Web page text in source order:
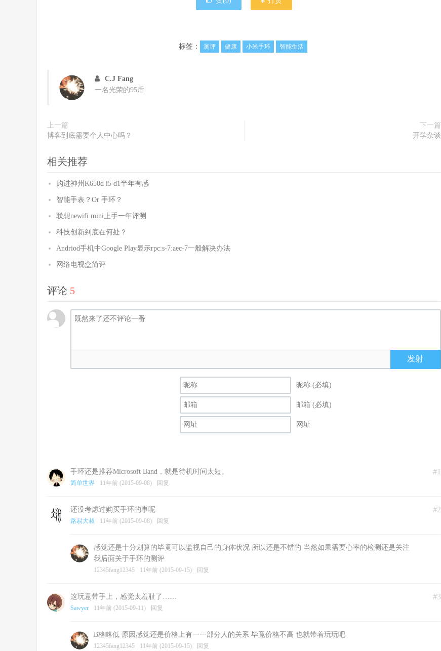
标签： 测评 健康 小米手环 智能生活
C.J Fang
一名光荣的95后
上一篇
博客到底需要个人中心吗？
下一篇
开学杂谈
相关推荐
购进神州K650d i5 d1半年有感
智能手表？Or 手环？
联想newifi mini上手一年评测
科技创新到底在何处？
Andriod手机中Google Play显示rpc:s-7:aec-7一般解决办法
网络电视盒简评
评论 5
发射
昵称 (必填)
邮箱 (必填)
网址
#1
手环还是推荐Microsoft Band，就是待机时间太短。
简单世界 11年前 (2015-09-08) 回复
#2
还没考虑过购买手环的事呢
路易大叔 11年前 (2015-09-08) 回复
感觉还是十分划算的毕竟可以监视自己的身体状况 所以还是不错的 当然如果需要心率的检测还是关注
我后面关于手环的测评
12345fang12345 11年前 (2015-09-15) 回复
#3
这玩意带手上，感觉太羞耻了……
Sawyer 11年前 (2015-09-11) 回复
B格略低 原因感觉还是价格上有一一部分人的关系 毕竟价格不高 也就带着玩玩吧
12345fang12345 11年前 (2015-09-15) 回复